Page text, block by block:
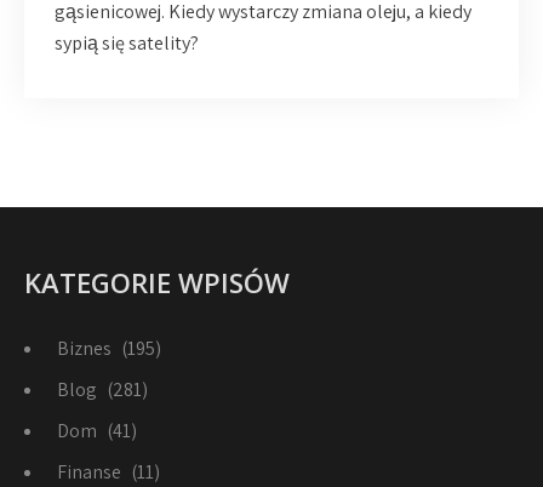
gąsienicowej. Kiedy wystarczy zmiana oleju, a kiedy
sypią się satelity?
KATEGORIE WPISÓW
Biznes (195)
Blog (281)
Dom (41)
Finanse (11)